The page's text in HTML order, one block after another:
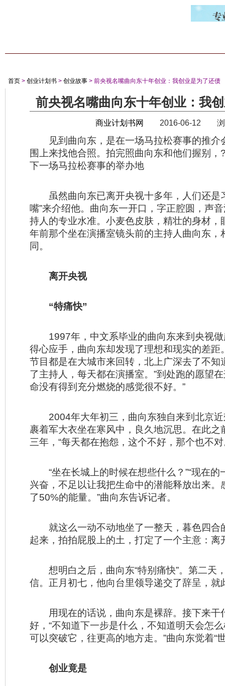
首页 > 创业计划书 > 创业故事 > 前央视名嘴曲向东十年创业：我创业是为了还债
前央视名嘴曲向东十年创业：我
商业计划书网 2016-06-12 浏
见到曲向东，是在一场马拉松赛事的推介
围上来找他合照。拍完照曲向东和他们握别，
下一场马拉松赛事的举办地
虽然曲向东已离开央视十多年，人们还是
嘴”来介绍他。曲向东一开口，字正腔圆，声
持人的专业水准。小麦色皮肤，精壮的身材，
年前那个坐在演播室镜头前的主持人曲向东，
同。
离开央视
“特痛快”
1997年，中文系毕业的曲向东来到央视做
得心应手，曲向东却发现了理想和现实的差距
节目都是在大城市来回转，北上广深去了不知
了主持人，每天都在演播室。”到处跑的愿望
命没有得到充分燃烧的感觉很不好。”
2004年大年初三，曲向东独自来到北京近
裹着军大衣坐在寒风中，良久地沉思。在此之
三年，“每天都在抱怨，这个不好，那个也不对
“坐在长城上的时候在想些什么？”“现在的
兴奋，不足以让我把生命中的潜能释放出来。
了50%的能量。”曲向东告诉记者。
就这么一动不动地坐了一整天，暮色四合
起来，拍拍屁股上的土，打定了一个主意：离
想明白之后，曲向东“特别痛快”。第二天
信。正月初七，他向台里领导递交了辞呈，就
用现在的话说，曲向东是裸辞。接下来干
好，“不知道下一步是什么，不知道明天会怎
可以突破它，往更高的地方走。”曲向东觉着“
创业竟是